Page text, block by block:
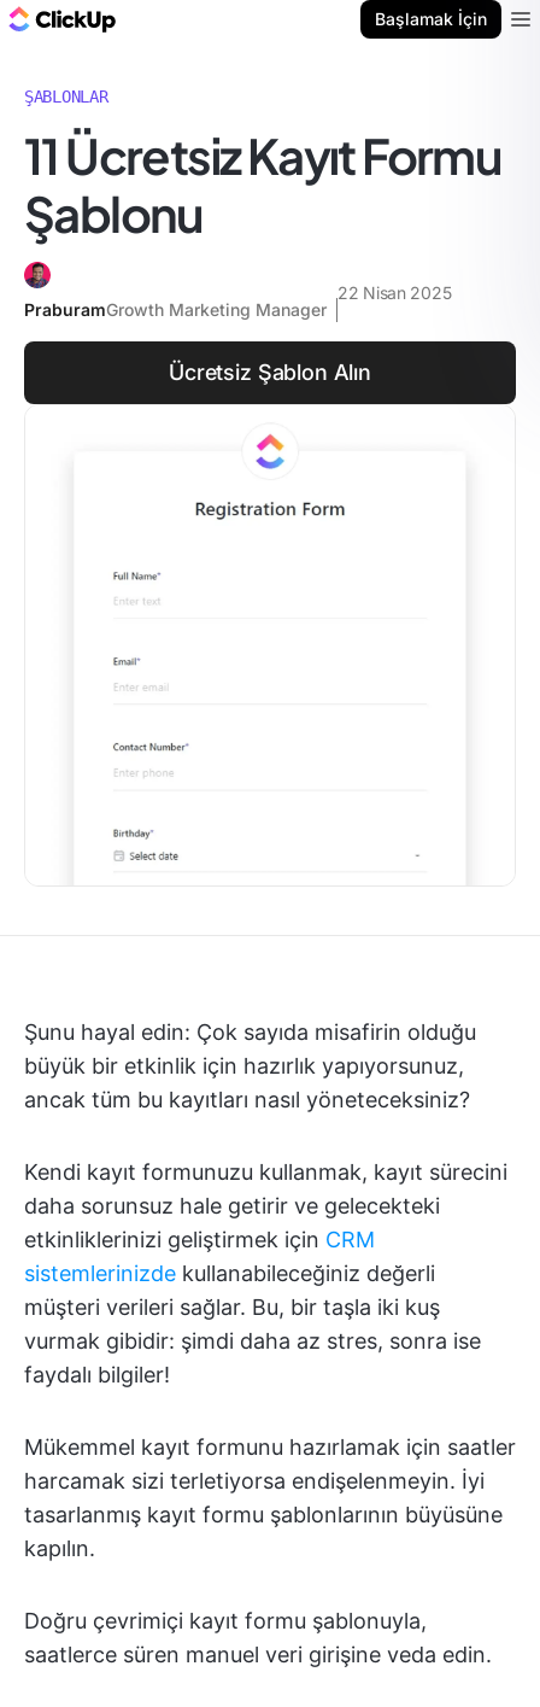
Başlamak İçin
ŞABLONLAR
11 Ücretsiz Kayıt Formu
Şablonu
PraburamGrowth Marketing Manager
22 Nisan 2025
Ücretsiz Şablon Alın
Şunu hayal edin: Çok sayıda misafirin olduğu
büyük bir etkinlik için hazırlık yapıyorsunuz,
ancak tüm bu kayıtları nasıl yöneteceksiniz?
Kendi kayıt formunuzu kullanmak, kayıt sürecini
daha sorunsuz hale getirir ve gelecekteki
etkinliklerinizi geliştirmek için CRM
sistemlerinizde kullanabileceğiniz değerli
müşteri verileri sağlar. Bu, bir taşla iki kuş
vurmak gibidir: şimdi daha az stres, sonra ise
faydalı bilgiler!
Mükemmel kayıt formunu hazırlamak için saatler
harcamak sizi terletiyorsa endişelenmeyin. İyi
tasarlanmış kayıt formu şablonlarının büyüsüne
kapılın.
Doğru çevrimiçi kayıt formu şablonuyla,
saatlerce süren manuel veri girişine veda edin.